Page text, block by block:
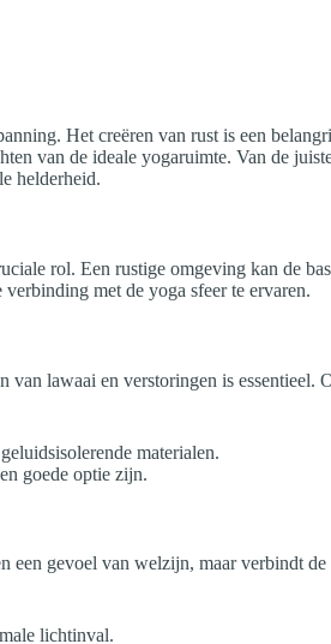
Het creëren van rust is een
van de ideale yogaruimte. Van de
helderheid.
rol. Een rustige omgeving kan de
met de yoga sfeer te ervaren.
lawaai en verstoringen is essentieel.
materialen.
goede optie zijn.
gevoel van welzijn, maar verbindt
lichtinval.